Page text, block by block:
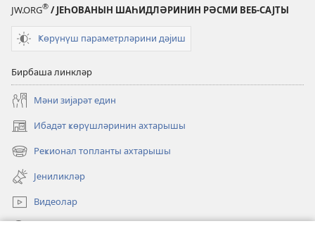
JW.ORG® / ЈЕҺОВАНЫН ШАҺИДЛӘРИНИН РӘСМИ ВЕБ-САЈТЫ
Ҝөрүнүш параметрләрини дәјиш
Бирбаша линкләр
Мәни зијарәт един
Ибадәт ҝөрүшләринин ахтарышы
(opens
new
window)
Реҝионал топланты ахтарышы
(opens
new
window)
Јениликләр
Видеолар